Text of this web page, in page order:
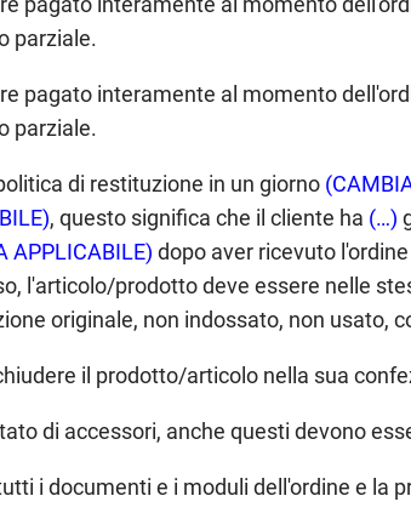
parziale.
pagato interamente al momento
parziale.
di restituzione in un giorno
, questo significa che il cliente ha (…)
APPLICABILE) dopo aver ricevuto
l'articolo/prodotto deve essere nelle
originale, non indossato, non usato,
il prodotto/articolo nella sua
di accessori, anche questi devono
i documenti e i moduli dell'ordine e la